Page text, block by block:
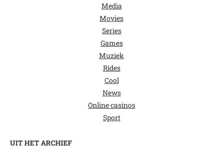
Media
Movies
Series
Games
Muziek
Rides
Cool
News
Online casinos
Sport
UIT HET ARCHIEF